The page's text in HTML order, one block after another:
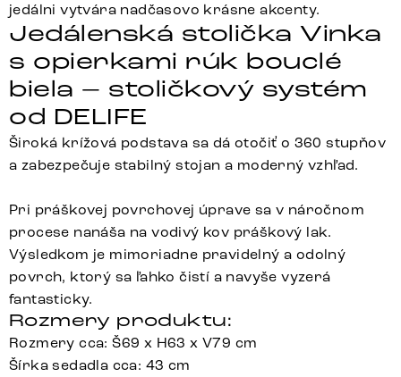
jedálni vytvára nadčasovo krásne akcenty.
Jedálenská stolička Vinka
s opierkami rúk bouclé
biela – stoličkový systém
od DELIFE
Široká krížová podstava sa dá otočiť o 360 stupňov
a zabezpečuje stabilný stojan a moderný vzhľad.
Pri práškovej povrchovej úprave sa v náročnom
procese nanáša na vodivý kov práškový lak.
Výsledkom je mimoriadne pravidelný a odolný
povrch, ktorý sa ľahko čistí a navyše vyzerá
fantasticky.
Rozmery produktu:
Rozmery cca: Š69 x H63 x V79 cm
Šírka sedadla cca: 43 cm